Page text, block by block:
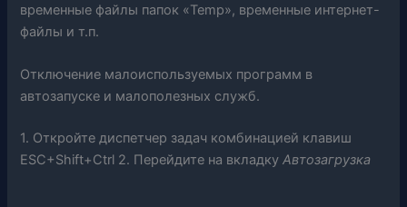
временные файлы папок «Temp», временные интернет-
файлы и т.п.
Отключение малоиспользуемых программ в
автозапуске и малополезных служб.
1. Откройте диспетчер задач комбинацией клавиш
ESC+Shift+Ctrl 2. Перейдите на вкладкуАвтозагрузка